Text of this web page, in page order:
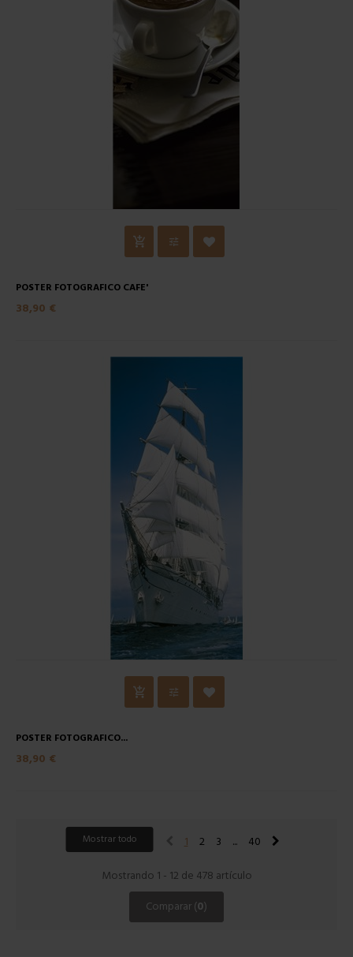
POSTER FOTOGRAFICO CAFE'
38,90 €
POSTER FOTOGRAFICO...
38,90 €
Mostrar todo 1 2 3 ...
40
Mostrando 1 - 12 de 478 artículo
Comparar (0)